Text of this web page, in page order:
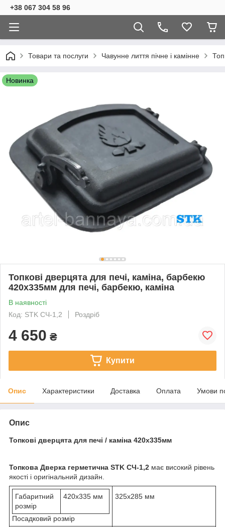
+38 067 304 58 96
Товари та послуги Чавунне лиття пічне і камінне
Новинка
Топкові дверцята для печі, каміна, барбекю
420х335мм для печі, барбекю, каміна
В наявності
Код: STK CЧ-1,2
Роздріб
4 650 ₴
Купити
Опис Характеристики Доставка Оплата Умови
Опис
Топкові дверцята для печі / каміна 420х335мм
Топкова Дверка герметична STK СЧ-1,2 має високий рівень
якості і оригінальний дизайн.
Габаритний
розмір
420х335 мм
Посадковий розмір
325х285 мм